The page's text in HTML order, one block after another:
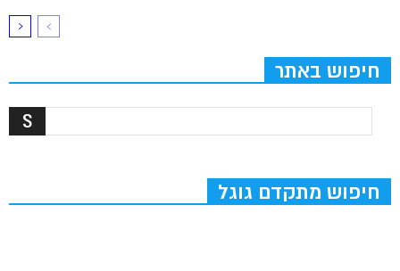
חיפוש באתר
חיפוש מתקדם גוגל